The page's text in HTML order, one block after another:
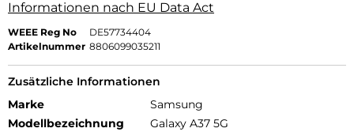
Informationen nach EU Data Act
WEEE Reg No
DE57734404
Artikelnummer 8806099035211
Zusätzliche Informationen
Marke
Samsung
Modellbezeichnung
Galaxy A37 5G